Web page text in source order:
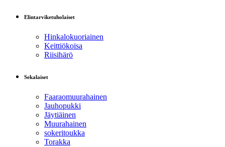
Elintarviketuholaiset
Hinkalokuoriainen
Keittiökoisa
Riisihärö
Sekalaiset
Faaraomuurahainen
Jauhopukki
Jäytiäinen
Muurahainen
sokeritoukka
Torakka